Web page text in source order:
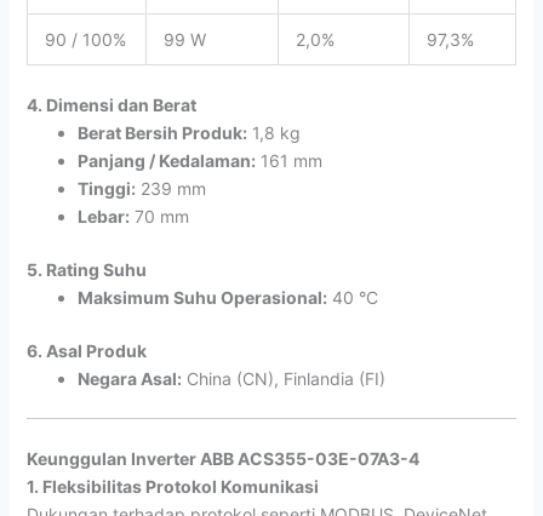
90 / 100% 99 W 2,0% 97,3%
4. Dimensi dan Berat
Berat Bersih Produk: 1,8 kg
Panjang / Kedalaman: 161 mm
Tinggi: 239 mm
Lebar: 70 mm
5. Rating Suhu
Maksimum Suhu Operasional: 40 °C
6. Asal Produk
Negara Asal: China (CN), Finlandia (FI)
Keunggulan Inverter ABB ACS355-03E-07A3-4
1. Fleksibilitas Protokol Komunikasi